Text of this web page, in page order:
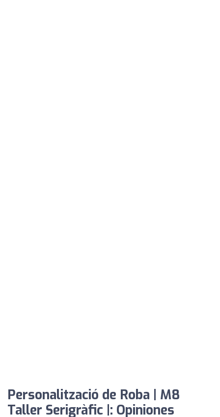
Personalització de Roba | M8
Taller Serigràfic |: Opiniones